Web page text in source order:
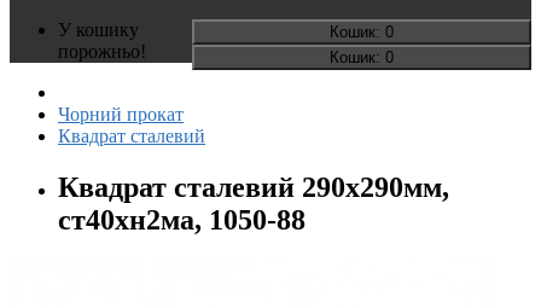
Кошик: 0
Кошик: 0
У кошику
порожньо!
Чорний прокат
Квадрат сталевий
Квадрат сталевий 290х290мм,
ст40хн2ма, 1050-88